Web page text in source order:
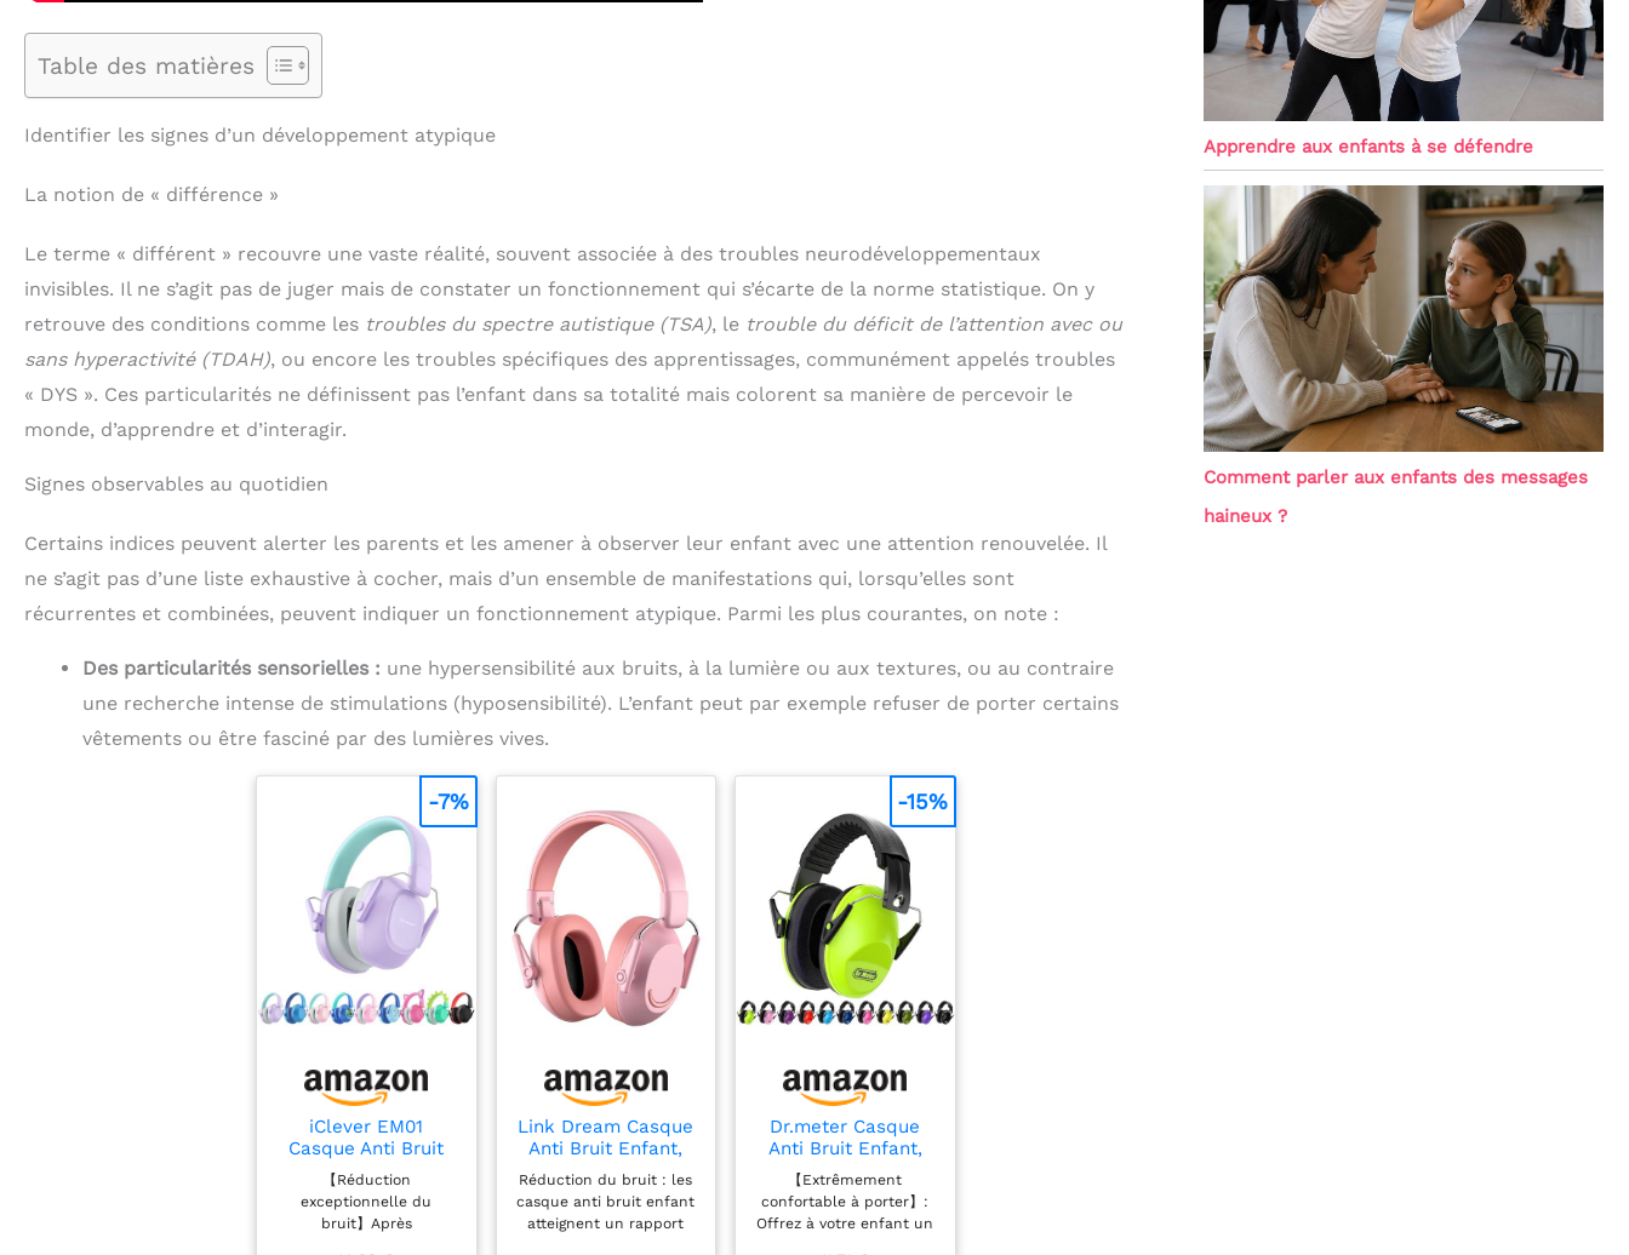
Table des matières
Identifier les signes d’un développement atypique
La notion de « différence »
Le terme « différent » recouvre une vaste réalité, souvent associée à des troubles neurodéveloppementaux
invisibles. Il ne s’agit pas de juger mais de constater un fonctionnement qui s’écarte de la norme statistique. On y
retrouve des conditions comme les troubles du spectre autistique (TSA), le trouble du déficit de l’attention avec ou
sans hyperactivité (TDAH), ou encore les troubles spécifiques des apprentissages, communément appelés troubles
« DYS ». Ces particularités ne définissent pas l’enfant dans sa totalité mais colorent sa manière de percevoir le
monde, d’apprendre et d’interagir.
Signes observables au quotidien
Certains indices peuvent alerter les parents et les amener à observer leur enfant avec une attention renouvelée. Il
ne s’agit pas d’une liste exhaustive à cocher, mais d’un ensemble de manifestations qui, lorsqu’elles sont
récurrentes et combinées, peuvent indiquer un fonctionnement atypique. Parmi les plus courantes, on note :
Des particularités sensorielles : une hypersensibilité aux bruits, à la lumière ou aux textures, ou au contraire
une recherche intense de stimulations (hyposensibilité). L’enfant peut par exemple refuser de porter certains
vêtements ou être fasciné par des lumières vives.
iClever EM01
Casque Anti Bruit
Enfant Protection
Auditive SNR 29dB
Autisme
【Réduction
exceptionnelle du
bruit】Après
-7%
Link Dream Casque
Anti Bruit Enfant,
Casque Anti-bruit
Enfant Pour Âge 3-
16 Ans, SNR 30dB
Casque Antibruit
Réduction du bruit : les
casque anti bruit enfant
atteignent un rapport
Dr.meter Casque
Anti Bruit Enfant,
SNR 27dB Enfant
Facilement
Réglable Pliable
Cache-Oreilles pour
【Extrêmement
confortable à porter】:
Offrez à votre enfant un
-15%
Apprendre aux enfants à se défendre
Comment parler aux enfants des messages
haineux ?